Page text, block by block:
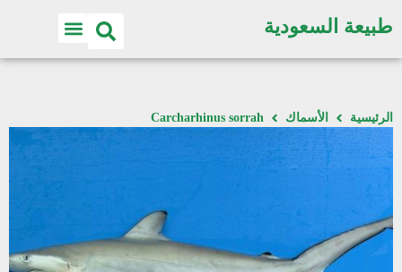
طبيعة السعودية
الرئيسية الأسماك Carcharhinus sorrah